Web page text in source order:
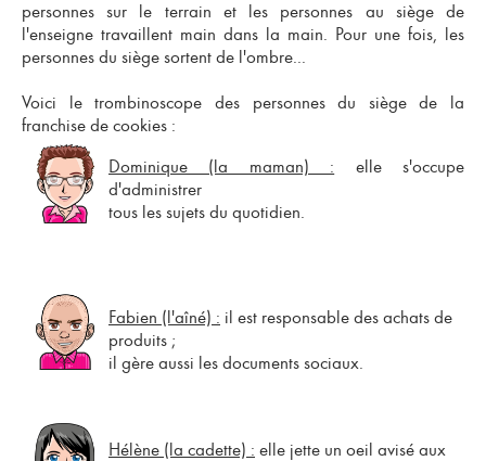
personnes sur le terrain et les personnes au siège de
l'enseigne travaillent main dans la main. Pour une fois, les
personnes du siège sortent de l'ombre...
Voici le trombinoscope des personnes du siège de la
franchise de cookies :
Dominique (la maman) : elle s'occupe
d'administrer
tous les sujets du quotidien.
Fabien (l'aîné) : il est responsable des achats de
produits ;
il gère aussi les documents sociaux.
Hélène (la cadette) : elle jette un oeil avisé aux